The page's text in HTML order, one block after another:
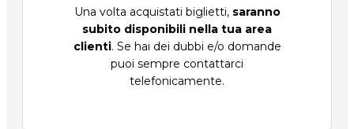
Una volta acquistati biglietti, saranno
subito disponibili nella tua area
clienti. Se hai dei dubbi e/o domande
puoi sempre contattarci
telefonicamente.